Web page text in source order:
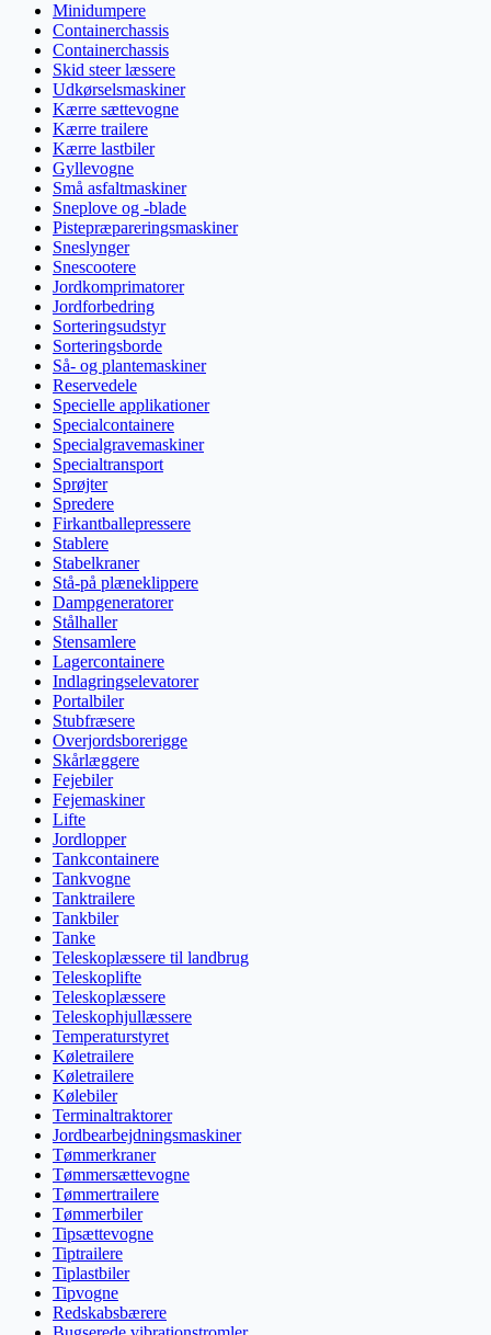
Minidumpere
Containerchassis
Containerchassis
Skid steer læssere
Udkørselsmaskiner
Kærre sættevogne
Kærre trailere
Kærre lastbiler
Gyllevogne
Små asfaltmaskiner
Sneplove og -blade
Pistepræpareringsmaskiner
Sneslynger
Snescootere
Jordkomprimatorer
Jordforbedring
Sorteringsudstyr
Sorteringsborde
Så- og plantemaskiner
Reservedele
Specielle applikationer
Specialcontainere
Specialgravemaskiner
Specialtransport
Sprøjter
Spredere
Firkantballepressere
Stablere
Stabelkraner
Stå-på plæneklippere
Dampgeneratorer
Stålhaller
Stensamlere
Lagercontainere
Indlagringselevatorer
Portalbiler
Stubfræsere
Overjordsborerigge
Skårlæggere
Fejebiler
Fejemaskiner
Lifte
Jordlopper
Tankcontainere
Tankvogne
Tanktrailere
Tankbiler
Tanke
Teleskoplæssere til landbrug
Teleskoplifte
Teleskoplæssere
Teleskophjullæssere
Temperaturstyret
Køletrailere
Køletrailere
Kølebiler
Terminaltraktorer
Jordbearbejdningsmaskiner
Tømmerkraner
Tømmersættevogne
Tømmertrailere
Tømmerbiler
Tipsættevogne
Tiptrailere
Tiplastbiler
Tipvogne
Redskabsbærere